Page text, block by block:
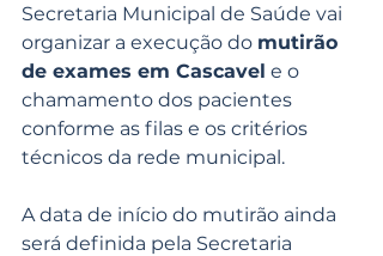
Secretaria Municipal de Saúde vai
organizar a execução do mutirão
de exames em Cascavel e o
chamamento dos pacientes
conforme as filas e os critérios
técnicos da rede municipal.
A data de início do mutirão ainda
será definida pela Secretaria